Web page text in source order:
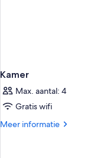
Kamer
Max. aantal: 4
Gratis wifi
Meer informatie
Meer